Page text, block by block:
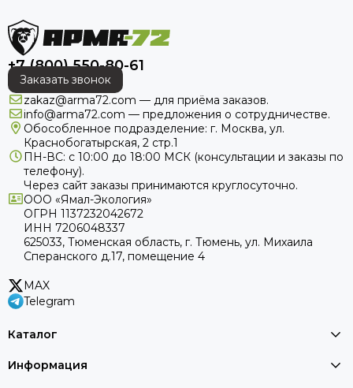
+7 (800) 550-80-61
Заказать звонок
zakaz@arma72.com — для приёма заказов.
info@arma72.com — предложения о сотрудничестве.
Обособленное подразделение: г. Москва, ул.
Краснобогатырская, 2 стр.1
ПН-ВС: с 10:00 до 18:00 МСК (консультации и заказы по
телефону).
Через сайт заказы принимаются круглосуточно.
ООО «Ямал-Экология»
ОГРН 1137232042672
ИНН 7206048337
625033, Тюменская область, г. Тюмень, ул. Михаила
Сперанского д.17, помещение 4
MAX
Telegram
Каталог
Информация